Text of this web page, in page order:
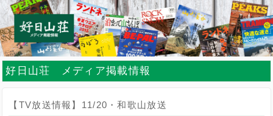
好日山荘 メディア掲載情報
【TV放送情報】11/20・和歌山放送